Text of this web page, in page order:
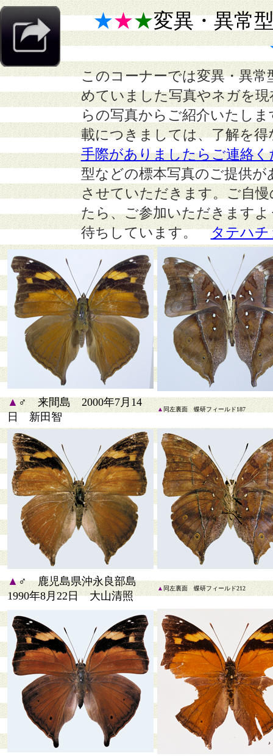
★★★変異・異常
このコーナーでは変異・異
めていました写真やネガを
らの写真からご紹介いたし
載につきましては、了解を
手際がありましたらご連絡く
型などの標本写真のご提供
させていただきます。ご自
たら、ご参加いただきます
待ちしています。
タテハチ
▲ ♂ 来間島 2000年7月14
日 新田智
▲ 同左裏面 蝶研フィールド187
▲♂ 鹿児島県沖永良部島
1990年8月22日 大山清照
▲ 同左裏面 蝶研フィールド212